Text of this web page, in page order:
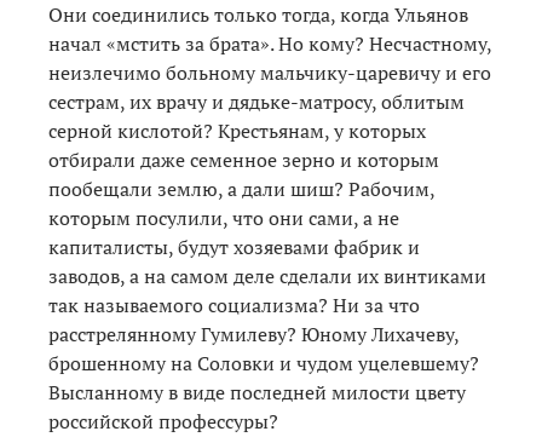
Они соединились только тогда, когда Ульянов
начал «мстить за брата». Но кому? Несчастному,
неизлечимо больному мальчику-царевичу и его
сестрам, их врачу и дядьке-матросу, облитым
серной кислотой? Крестьянам, у которых
отбирали даже семенное зерно и которым
пообещали землю, а дали шиш? Рабочим,
которым посулили, что они сами, а не
капиталисты, будут хозяевами фабрик и
заводов, а на самом деле сделали их винтиками
так называемого социализма? Ни за что
расстрелянному Гумилеву? Юному Лихачеву,
брошенному на Соловки и чудом уцелевшему?
Высланному в виде последней милости цвету
российской профессуры?